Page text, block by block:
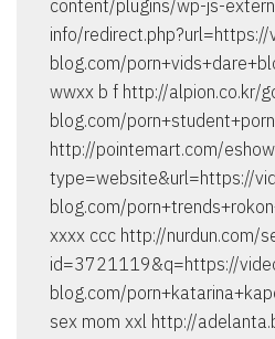
content/plugins/wp-js-
info/redirect.php?url=https://
blog.com/
wwxx b f http://alpion.co.kr/
blog.com/
http://pointemart.com/
type=website&url=https://
blog.com/
xxxx ccc http://nurdun.com/
id=3721119&q=https://
blog.com/
sex mom xxl http://